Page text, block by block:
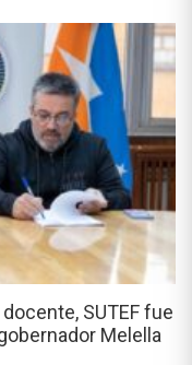
SUTEF fue
Melella